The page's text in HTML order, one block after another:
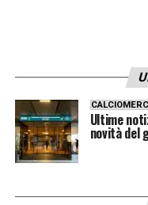
Ultime
novità del